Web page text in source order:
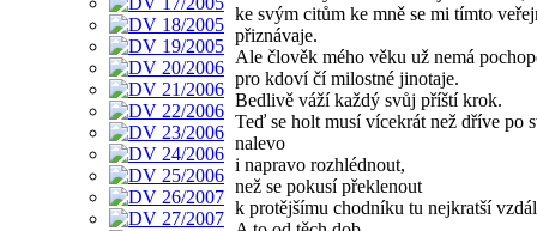
ke svým citům ke mně se mi tímto
přiznávaje.
Ale člověk mého věku už nemá
pro kdoví čí milostné jinotaje.
Bedlivě váží každý svůj příští krok.
Teď se holt musí vícekrát než dříve po
nalevo
i napravo rozhlédnout,
než se pokusí překlenout
k protějšímu chodníku tu nejkratší